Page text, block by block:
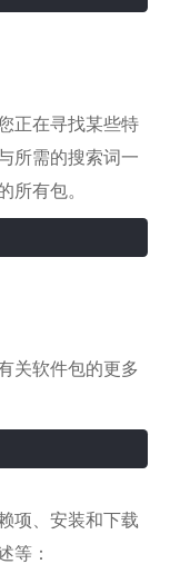
正在寻找某些特
所需的搜索词一
所有包。
关软件包的更多
项、安装和下载
等：